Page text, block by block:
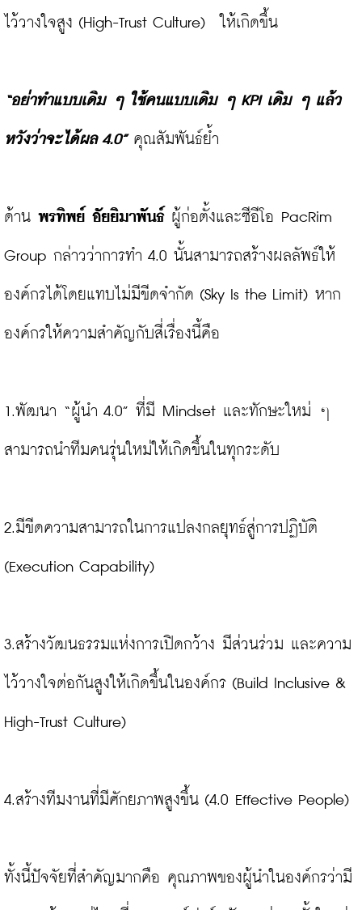
ไว้วางใจสูง (High-Trust Culture)  ให้เกิดขึ้น
“อย่าทำแบบเดิม ๆ ใช้คนแบบเดิม ๆ KPI เดิม ๆ แล้ว
หวังว่าจะได้ผล 4.0” คุณสัมพันธ์ย้ำ
ด้าน พรทิพย์ อัยยิมาพันธ์ ผู้ก่อตั้งและซีอีโอ PacRim
Group กล่าวว่าการทำ 4.0 นั้นสามารถสร้างผลลัพธ์ให้
องค์กรได้โดยแทบไม่มีขีดจำกัด (Sky Is the Limit) หาก
องค์กรให้ความสำคัญกับสี่เรื่องนี้คือ
1.พัฒนา “ผู้นำ 4.0” ที่มี Mindset และทักษะใหม่ ๆ
สามารถนำทีมคนรุ่นใหม่ให้เกิดขึ้นในทุกระดับ
2.มีขีดความสามารถในการแปลงกลยุทธ์สู่การปฏิบัติ
(Execution Capability)
3.สร้างวัฒนธรรมแห่งการเปิดกว้าง มีส่วนร่วม และความ
ไว้วางใจต่อกันสูงให้เกิดขึ้นในองค์กร (Build Inclusive &
High-Trust Culture)
4.สร้างทีมงานที่มีศักยภาพสูงขึ้น (4.0 Effective People)
ทั้งนี้ปัจจัยที่สำคัญมากคือ คุณภาพของผู้นำในองค์กรว่ามี